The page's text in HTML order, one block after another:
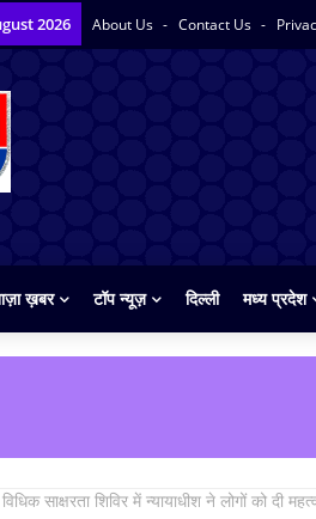
2026 About Us Contact Us
ख़बर टॉप न्यूज़ दिल्ली मध्य प्रदेश
विधिक साक्षरता शिविर में न्यायाधीश ने लोगों को दी